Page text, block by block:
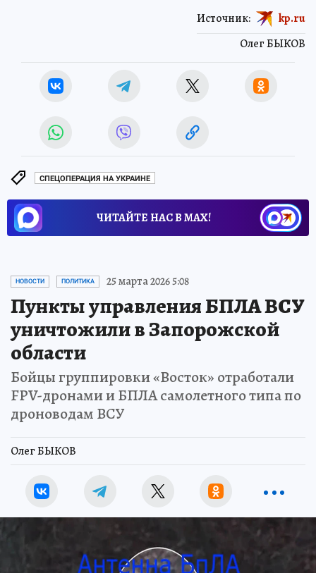
Олег БЫКОВ
Источник: kp.ru
СПЕЦОПЕРАЦИЯ НА УКРАИНЕ
ЧИТАЙТЕ НАС В МАХ!
НОВОСТИ ПОЛИТИКА 25 марта 2026 5:08
Пункты управления БПЛА ВСУ
уничтожили в Запорожской
области
Бойцы группировки «Восток» отработали
FPV-дронами и БПЛА самолетного типа по
дроноводам ВСУ
Олег БЫКОВ